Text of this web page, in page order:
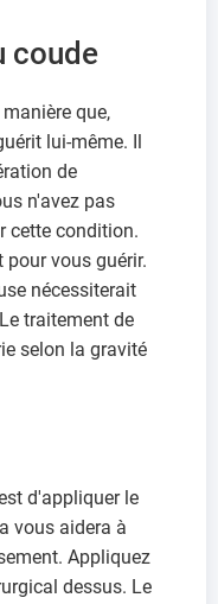
coude
que,
lui-même. Il
de
n'avez pas
cette condition.
pour vous guérir.
nécessiterait
traitement de
selon la gravité
d'appliquer le
vous aidera à
Appliquez
dessus. Le